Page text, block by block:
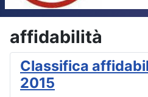
affidabilità
Classifica
2015